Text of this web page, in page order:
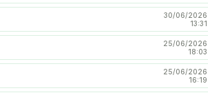
30/06/2026
13:31
25/06/2026
18:03
25/06/2026
16:19